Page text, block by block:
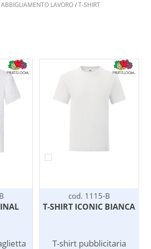
ABBIGLIAMENTO LAVORO/ T-SHIRT
cod. 1115-B
T-SHIRT ICONIC BIANCA
T-shirt pubblicitaria